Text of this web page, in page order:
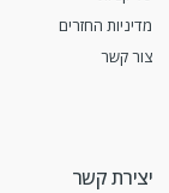
מדיניות החזרים
צור קשר
יצירת קשר